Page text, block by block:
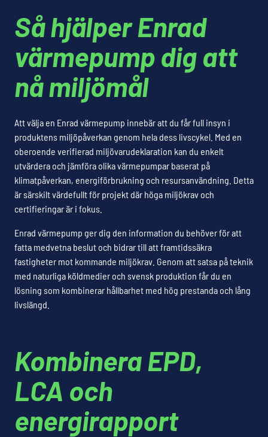
Så hjälper Enrad
värmepump dig att
nå miljömål
Att välja en Enrad värmepump innebär att du får full insyn i
produktens miljöpåverkan genom hela dess livscykel. Med en
oberoende verifierad miljövarudeklaration kan du enkelt
utvärdera och jämföra olika värmepumpar baserat på
klimatpåverkan, energiförbrukning och resursanvändning. Detta
är särskilt värdefullt för projekt där höga miljökrav och
certifieringar är i fokus.
Enrad värmepump ger dig den information du behöver för att
fatta medvetna beslut och bidrar till att framtidssäkra
fastigheter mot kommande miljökrav. Genom att satsa på teknik
med naturliga köldmedier och svensk produktion får du en
lösning som kombinerar hållbarhet med hög prestanda och lång
livslängd.
Kombinera EPD,
LCA och
energirapport